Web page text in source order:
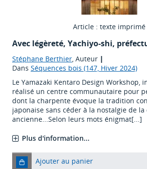
Article : texte imprimé
Avec légèreté, Yachiyo-shi,
Stéphane Berthier, Auteur |
Dans Séquences bois (147, Hiver 2024)
Le Yamazaki Kentaro Design Workshop,
réalisé un centre communautaire pour
dont la charpente évoque la tradition
japonaise sans céder à la nostalgie de la
ancienne...Selon leurs mots énigmat[...]
Plus d'information...
Ajouter au panier